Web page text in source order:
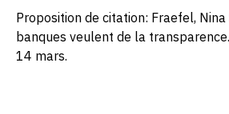
Proposition de citation: Fraefel,
banques veulent de la transparence.
14 mars.